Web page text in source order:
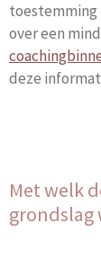
toestemming
over een
deze
Met welk
grondslag